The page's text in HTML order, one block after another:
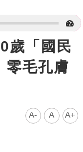
歲「國民
毛孔膚
A- A A+